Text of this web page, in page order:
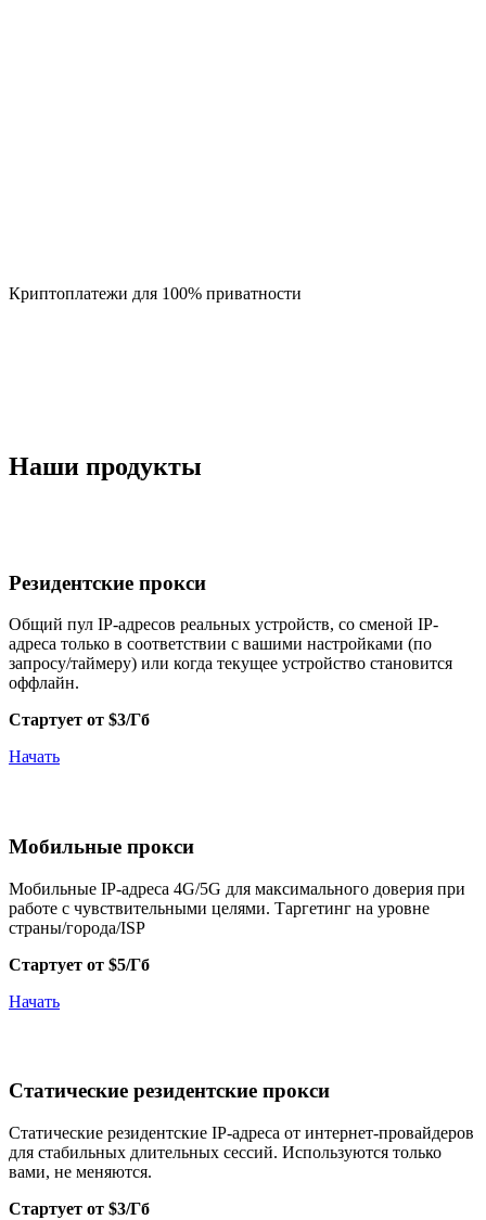
Криптоплатежи для 100% приватности
Наши продукты
Резидентские прокси
Общий пул IP-адресов реальных устройств, со сменой IP-
адреса только в соответствии с вашими настройками (по
запросу/таймеру) или когда текущее устройство становится
оффлайн.
Стартует от $3/Гб
Начать
Мобильные прокси
Мобильные IP-адреса 4G/5G для максимального доверия при
работе с чувствительными целями. Таргетинг на уровне
страны/города/ISP
Стартует от $5/Гб
Начать
Статические резидентские прокси
Статические резидентские IP-адреса от интернет-провайдеров
для стабильных длительных сессий. Используются только
вами, не меняются.
Стартует от $3/Гб